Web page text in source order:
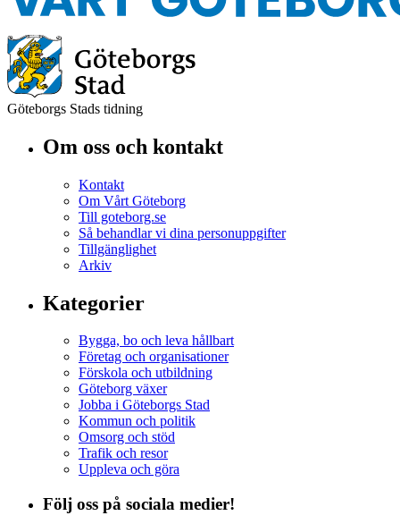
Göteborgs Stads tidning
Om oss och kontakt
Kontakt
Om Vårt Göteborg
Till goteborg.se
Så behandlar vi dina personuppgifter
Tillgänglighet
Arkiv
Kategorier
Bygga, bo och leva hållbart
Företag och organisationer
Förskola och utbildning
Göteborg växer
Jobba i Göteborgs Stad
Kommun och politik
Omsorg och stöd
Trafik och resor
Uppleva och göra
Följ oss på sociala medier!